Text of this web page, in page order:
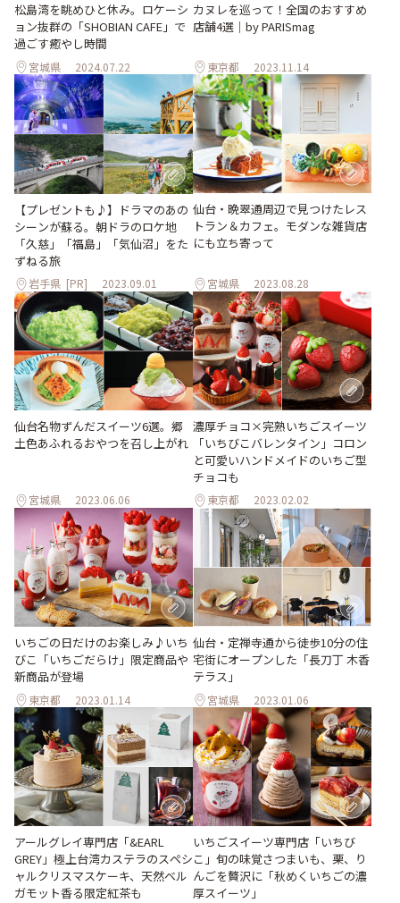
松島湾を眺めひと休み。ロケーシ
ョン抜群の「SHOBIAN CAFE」で
過ごす癒やし時間
宮城県 2024.07.22
カヌレを巡って！全国のおすすめ
店舗4選｜by PARISmag
東京都 2023.11.14
【プレゼントも♪】ドラマのあの
シーンが蘇る。朝ドラのロケ地
「久慈」「福島」「気仙沼」をた
ずねる旅
岩手県 [PR] 2023.09.01
仙台・晩翠通周辺で見つけたレス
トラン＆カフェ。モダンな雑貨店
にも立ち寄って
宮城県 2023.08.28
仙台名物ずんだスイーツ6選。郷
土色あふれるおやつを召し上がれ
宮城県 2023.06.06
濃厚チョコ×完熟いちごスイーツ
「いちびこバレンタイン」コロン
と可愛いハンドメイドのいちご型
チョコも
東京都 2023.02.02
いちごの日だけのお楽しみ♪いち
びこ「いちごだらけ」限定商品や
新商品が登場
東京都 2023.01.14
仙台・定禅寺通から徒歩10分の住
宅街にオープンした「長刀丁 木香
テラス」
宮城県 2023.01.06
アールグレイ専門店「&EARL
GREY」極上台湾カステラのスペシ
ャルクリスマスケーキ、天然ベル
ガモット香る限定紅茶も
いちごスイーツ専門店「いちび
こ」旬の味覚さつまいも、栗、り
んごを贅沢に「秋めくいちごの濃
厚スイーツ」